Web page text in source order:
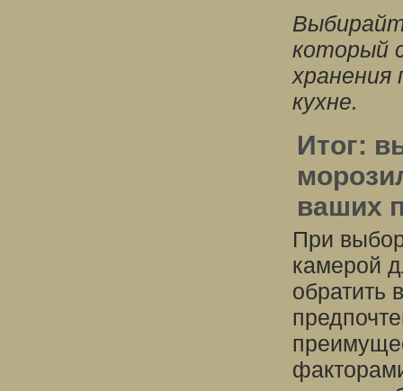
который
хранения
кухне.
Итог:
ваших
При
камерой
обратить